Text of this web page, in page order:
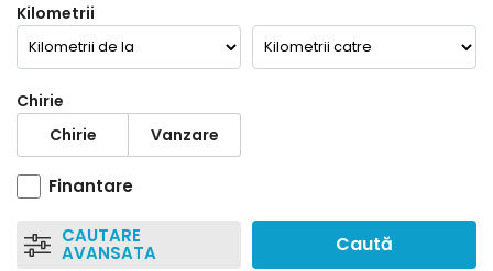
Kilometrii
Chirie
Chirie
Vanzare
Finantare
CAUTARE
AVANSATA Caută